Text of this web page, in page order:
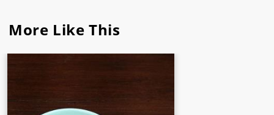
More Like This